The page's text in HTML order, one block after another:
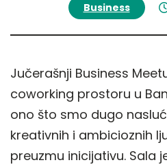
Business
Jučerašnji Business
coworking prostoru u
ono što smo dugo
kreativnih i ambicioznih
preuzmu inicijativu. Sala